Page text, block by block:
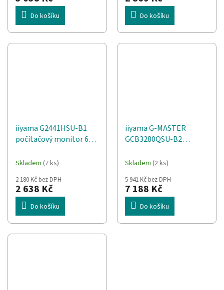
Do košíku Do košíku
iiyama G2441HSU-B1
počítačový monitor 60,5
px
Skladem (7 ks)
2 180 Kč bez DPH
2 638 Kč
Do košíku
iiyama G-MASTER
GCB3280QSU-B2
cm (31.5") 2560 x 1440
Skladem (2 ks)
5 941 Kč bez DPH
7 188 Kč
Do košíku